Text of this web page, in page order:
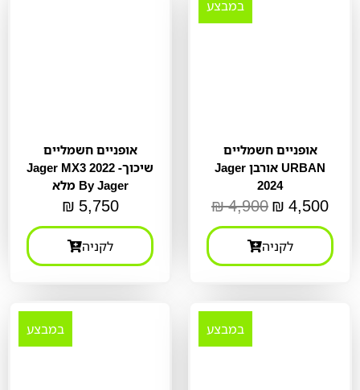
אופניים חשמליים
Jager MX3 2022 -שיכוך
מלא By Jager
5,750
₪
לקניה
במבצע
אופניים חשמליים
Jager אורבן URBAN
2024
4,900
₪ 4,500
₪
לקניה
במבצע במבצע